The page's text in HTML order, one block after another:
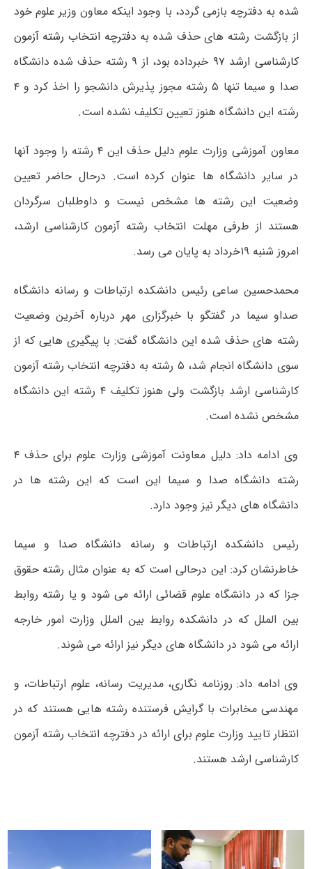
شده به دفترچه بازمی گردد، با وجود اینکه معاون وزیر علوم خود
از بازگشت رشته های حذف شده به دفترچه انتخاب رشته آزمون
کارشناسی ارشد ۹۷
خبرداده بود، از ۹ رشته حذف شده دانشگاه
صدا و سیما تنها ۵ رشته مجوز پذیرش دانشجو را اخذ کرد و ۴
رشته این دانشگاه هنوز تعیین تکلیف نشده است.
معاون آموزشی وزارت علوم دلیل حذف این ۴ رشته را وجود آنها
در سایر دانشگاه ها عنوان کرده است. درحال حاضر تعیین
وضعیت این رشته ها مشخص نیست و داوطلبان سرگردان
هستند از طرفی مهلت انتخاب رشته آزمون کارشناسی ارشد،
امروز شنبه ۱۹خرداد به پایان می رسد.
محمدحسین ساعی رئیس دانشکده ارتباطات و رسانه دانشگاه
صداو سیما در گفتگو با خبرگزاری مهر درباره آخرین وضعیت
رشته های حذف شده این دانشگاه گفت: با پیگیری هایی که از
سوی دانشگاه انجام شد، ۵ رشته به دفترچه انتخاب رشته آزمون
کارشناسی ارشد بازگشت ولی هنوز تکلیف ۴ رشته این دانشگاه
مشخص نشده است.
وی ادامه داد: دلیل معاونت آموزشی وزارت علوم برای حذف ۴
رشته دانشگاه صدا و سیما این است که این رشته ها در
دانشگاه های دیگر نیز وجود دارد.
رئیس دانشکده ارتباطات و رسانه دانشگاه صدا و سیما
خاطرنشان کرد: این درحالی است که به عنوان مثال رشته حقوق
جزا که در دانشگاه علوم قضائی ارائه می شود و یا رشته روابط
بین الملل که در دانشکده روابط بین الملل وزارت امور خارجه
ارائه می شود در دانشگاه های دیگر نیز ارائه می شوند.
وی ادامه داد: روزنامه نگاری، مدیریت رسانه، علوم ارتباطات، و
مهندسی مخابرات با گرایش فرستنده رشته هایی هستند که در
انتظار تایید وزارت علوم برای ارائه در دفترچه انتخاب رشته آزمون
کارشناسی ارشد هستند.